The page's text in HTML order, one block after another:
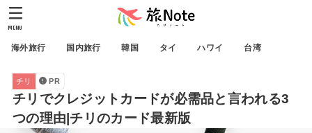
海外旅行 国内旅行 韓国 タイ ハワイ 台湾
MENU
チリ PR
チリでクレジットカードが必需品と言われる3
つの理由|チリのカード最新版